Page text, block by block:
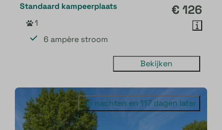
€ 126
Standaard kampeerplaats
1
6 ampère stroom
Bekijken
- 5 nachten en 117 dagen later